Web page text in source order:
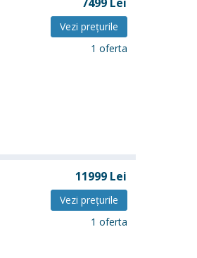
Vezi preţurile
1 oferta
11999 Lei
Vezi preţurile
1 oferta